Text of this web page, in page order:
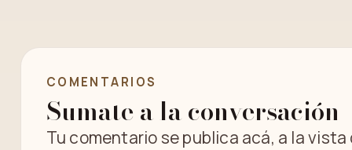
COMENTARIOS
Sumate a la conversación
Tu comentario se publica acá, a la